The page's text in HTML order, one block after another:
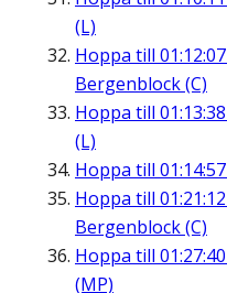
(L)
Hoppa till 01:12:07
Bergenblock (C)
Hoppa till 01:13:38
(L)
Hoppa till 01:14:57
Hoppa till 01:21:12
Bergenblock (C)
Hoppa till 01:27:40
(MP)